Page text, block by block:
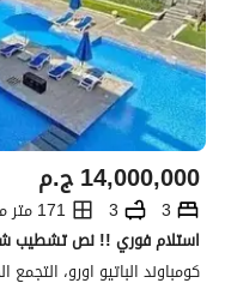
ج.م14,000,000
3
3
171 متر مربع
كومباوند الباتيو اورو،